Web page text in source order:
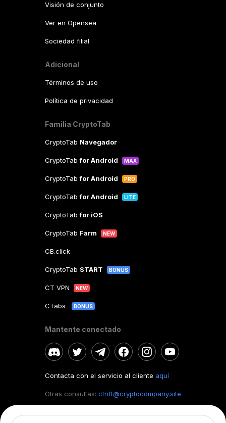
Visión de conjunto
Ver en Opensea
Sociedad filial
Adicional
Términos de uso
Política de privacidad
Familia CryptoTab
CryptoTab Navegador
CryptoTabfor Android MAX
CryptoTabfor Android PRO
CryptoTabfor Android LITE
CryptoTabfor iOS
CryptoTab Farm NEW
CB.click
CryptoTab START BONUS
CT VPN NEW
CTabs BONUS
Mantente conectado
Contacta con el servicio al cliente aquí
Otras consultas: ctnft@cryptocompany.site